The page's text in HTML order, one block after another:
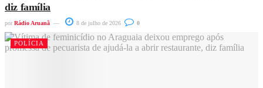
diz família
por Rádio Aruanã 8 de julho de 2026 0
POLÍCIA